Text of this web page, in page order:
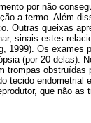
por não
a termo. Além
Outras queixas
sinais estes
1999). Os exames
(por 20 delas).
trompas
tecido
que não as